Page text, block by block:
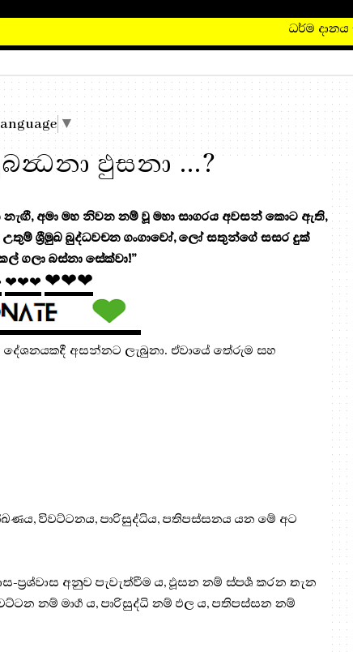
ධර්ම දානය
▼
ඵුසනා ...?
අමා මහ නිවන නම් වූ මහා සාගරය අවසන් කොට ඇති,
උතුම් ශ්‍රීමුඛ බුද්ධවචන ගංගාවෝ, ලෝ සතුන්ගේ සසර දුක්
ගලා බස්නා සේක්වා!”
❤❤❤ ❤❤❤
අසන්නට ලැබුනා. ඒවායේ තේරුම සහ
විවට්ටනය, පාරිසුද්ධිය, පතිපස්සනය යන මේ අට
අනුව පැවැත්වීම ය, ඵූසන නම් ස්පර්‍ශ කරන තැන
නම් මාර්‍ග ය, පාරිසුද්ධි නම් ඵල ය, පතිපස්සන නම්